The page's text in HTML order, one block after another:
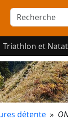
Triathlon et
détente »